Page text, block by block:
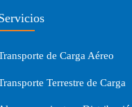
de Carga Aéreo
Terrestre de Carga